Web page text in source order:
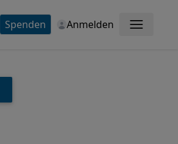
Spenden Anmelden Menü